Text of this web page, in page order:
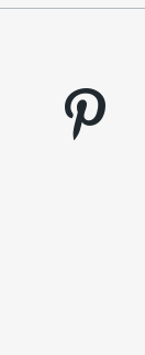
pinterest